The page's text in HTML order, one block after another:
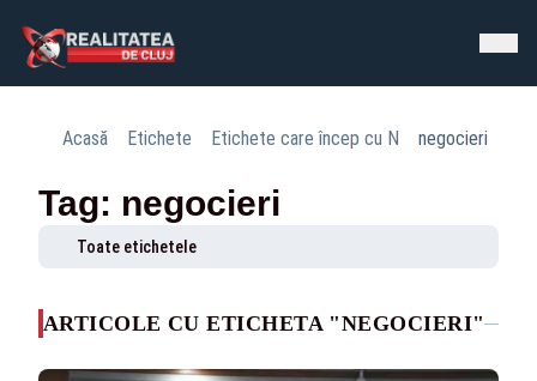
Acasă Etichete Etichete care încep cu N negocieri
Tag: negocieri
Toate etichetele
ARTICOLE CU ETICHETA "NEGOCIERI"